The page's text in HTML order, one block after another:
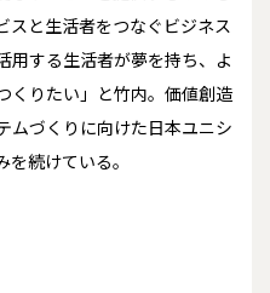
スと生活者をつなぐビジネス
用する生活者が夢を持ち、よ
くりたい」と竹内。価値創造
ムづくりに向けた日本ユニシ
続けている。